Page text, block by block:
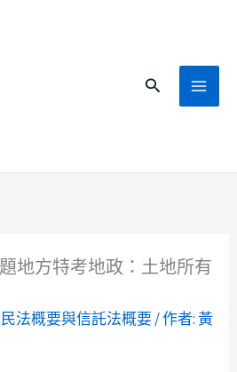
搜
題地方特考地政：土地所有
民法概要與信託法概要 / 作者:黃